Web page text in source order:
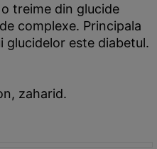
treime din glucide
complexe. Principala
glucidelor este diabetul.
zaharid.